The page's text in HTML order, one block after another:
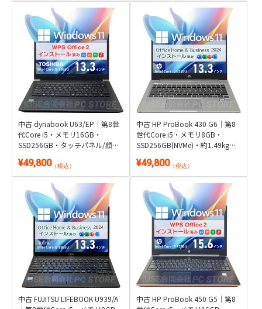
中古 dynabook U63/EP｜第8世
代Core i5・メモリ16GB・
SSD256GB・タッチパネル/顔認
Office 2付き
¥49,800（税込）
中古 HP ProBook 430 G6｜第8
世代Core i5・メモリ8GB・
SSD256GB(NVMe)・約1.49kg軽
Office 2024付き
¥49,800（税込）
中古 FUJITSU LIFEBOOK U939/A
中古 HP ProBook 450 G5｜第8